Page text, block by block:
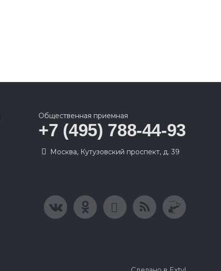
Общественная приемная
+7 (495) 788-44-93
Москва, Кутузовский проспект, д. 39